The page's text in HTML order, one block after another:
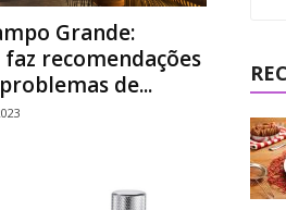
Grande:
recomendações
de...